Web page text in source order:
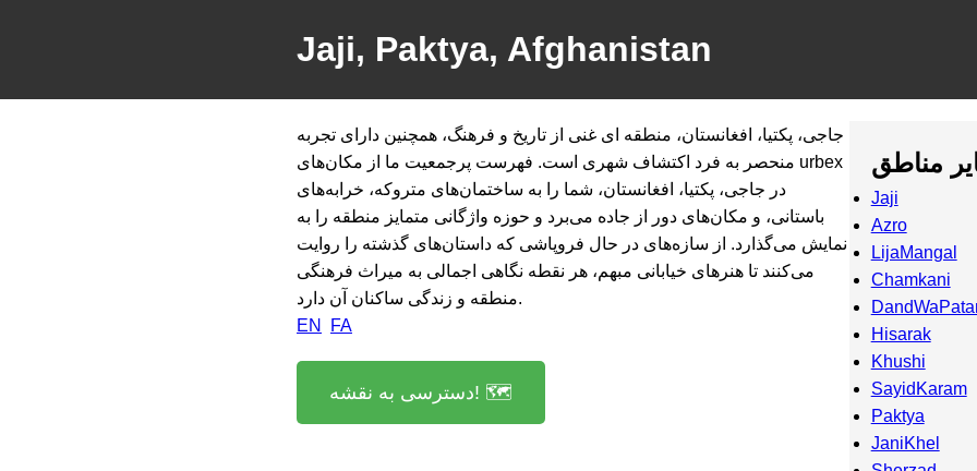
Jaji, Paktya, Afghanistan
جاجی، پکتیا، افغانستان، منطقه ای غنی از تاریخ و فرهنگ، همچنین دارای تجربه
منحصر به فرد اکتشاف شهری است. فهرست پرجمعیت ما از مکان‌های urbex
در جاجی، پکتیا، افغانستان، شما را به ساختمان‌های متروکه، خرابه‌های
باستانی، و مکان‌های دور از جاده می‌برد و حوزه واژگانی متمایز منطقه را به
نمایش می‌گذارد. از سازه‌های در حال فروپاشی که داستان‌های گذشته را روایت
می‌کنند تا هنرهای خیابانی مبهم، هر نقطه نگاهی اجمالی به میراث فرهنگی
منطقه و زندگی ساکنان آن دارد.
EN
FA
دسترسی به نقشه! 🗺️
مناطق
Jaji
Azro
LijaMangal
Chamkani
Hisarak
Khushi
SayidKaram
Paktya
JaniKhel